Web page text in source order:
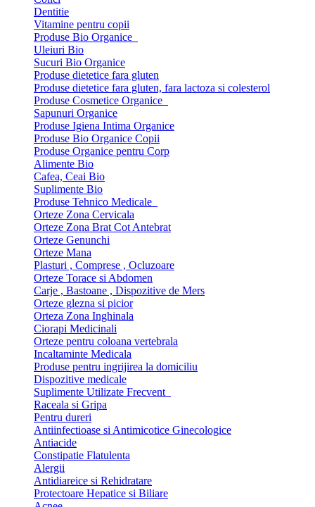
Dentitie
Vitamine pentru copii
Produse Bio Organice
Uleiuri Bio
Sucuri Bio Organice
Produse dietetice fara gluten
Produse dietetice fara gluten, fara lactoza si colesterol
Produse Cosmetice Organice
Sapunuri Organice
Produse Igiena Intima Organice
Produse Bio Organice Copii
Produse Organice pentru Corp
Alimente Bio
Cafea, Ceai Bio
Suplimente Bio
Produse Tehnico Medicale
Orteze Zona Cervicala
Orteze Zona Brat Cot Antebrat
Orteze Genunchi
Orteze Mana
Plasturi , Comprese , Ocluzoare
Orteze Torace si Abdomen
Carje , Bastoane , Dispozitive de Mers
Orteze glezna si picior
Orteza Zona Inghinala
Ciorapi Medicinali
Orteze pentru coloana vertebrala
Incaltaminte Medicala
Produse pentru ingrijirea la domiciliu
Dispozitive medicale
Suplimente Utilizate Frecvent
Raceala si Gripa
Pentru dureri
Antiinfectioase si Antimicotice Ginecologice
Antiacide
Constipatie Flatulenta
Alergii
Antidiareice si Rehidratare
Protectoare Hepatice si Biliare